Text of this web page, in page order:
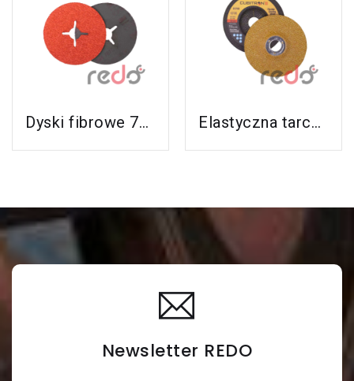
Zobacz Ten
Produkt
Dyski fibrowe 787C do stali nierdzewnej i aluminium
Zobacz Ten
Produkt
Elastyczna tarcza do szlifowania 3M™ Cubitron™ II (GoldCorps nowy GreenGorps)
Newsletter REDO